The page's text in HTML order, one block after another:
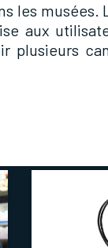
les musées.
aux
plusieurs